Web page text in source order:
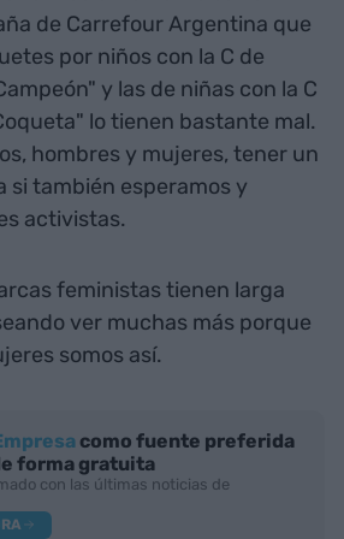
de Carrefour Argentina que
por niños con la C de
y las de niñas con la C
lo tienen bastante mal.
hombres y mujeres, tener un
si también esperamos y
activistas.
feministas tienen larga
ver muchas más porque
somos así.
como fuente preferida
forma gratuita
con las últimas noticias de